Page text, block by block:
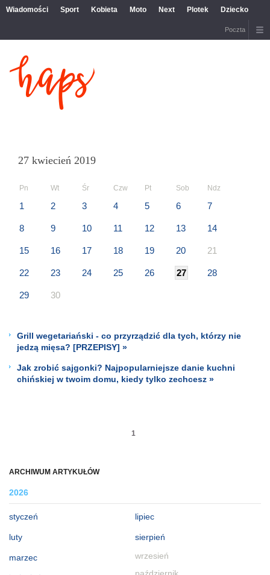
Wiadomości Sport Kobieta Moto Next Plotek Dziecko
Poczta
ARCHIWUM ARTYKUŁÓW
2026
styczeń
luty
marzec
lipiec
sierpień
wrzesień
27 kwiecień 2019
Pn Wt Śr Czw Pt Sob Ndz
1 2 3 4 5 6 7
8 9 10 11 12 13 14
15 16 17 18 19 20 21
22 23 24 25 26 27 28
29 30
Grill wegetariański - co przyrządzić dla tych, którzy nie
jedzą mięsa? [PRZEPISY] »
Jak zrobić sajgonki? Najpopularniejsze danie kuchni
chińskiej w twoim domu, kiedy tylko zechcesz »
1